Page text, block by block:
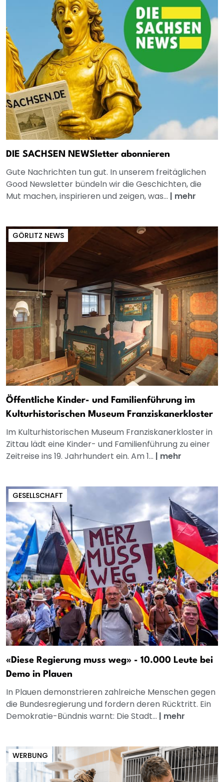
DIE SACHSEN NEWSletter abonnieren
Gute Nachrichten tun gut. In unserem freitäglichen
Good Newsletter bündeln wir die Geschichten, die
Mut machen, inspirieren und zeigen, was... | mehr
GÖRLITZ NEWS
Öffentliche Kinder- und Familienführung im
Kulturhistorischen Museum Franziskanerkloster
Im Kulturhistorischen Museum Franziskanerkloster in
Zittau lädt eine Kinder- und Familienführung zu einer
Zeitreise ins 19. Jahrhundert ein. Am 1... | mehr
GESELLSCHAFT
«Diese Regierung muss weg» - 10.000 Leute bei
Demo in Plauen
In Plauen demonstrieren zahlreiche Menschen gegen
die Bundesregierung und fordern deren Rücktritt. Ein
Demokratie-Bündnis warnt: Die Stadt... | mehr
WERBUNG